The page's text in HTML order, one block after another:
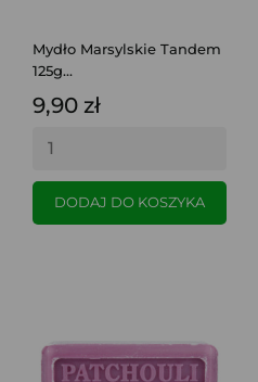
Mydło Marsylskie Tandem
125g...
9,90 zł
DODAJ DO KOSZYKA